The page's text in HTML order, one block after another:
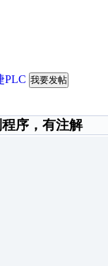
PLC 我要发帖
序，有注解